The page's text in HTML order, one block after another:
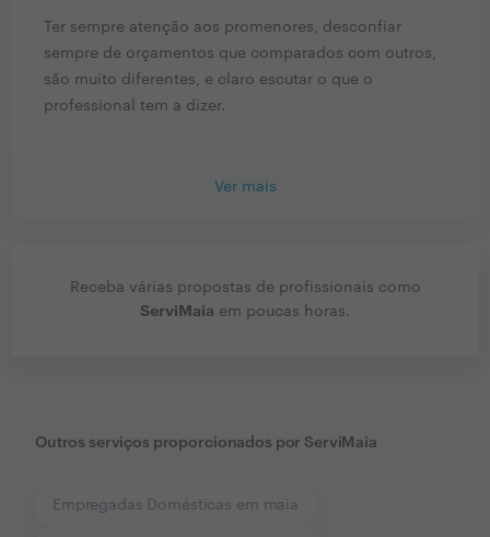
Ter sempre atenção aos promenores, desconfiar
sempre de orçamentos que comparados com outros,
são muito diferentes, e claro escutar o que o
professional tem a dizer.
Ver mais
Receba várias propostas de profissionais como
ServiMaia em poucas horas.
Outros serviços proporcionados por ServiMaia
Empregadas Domésticas em maia